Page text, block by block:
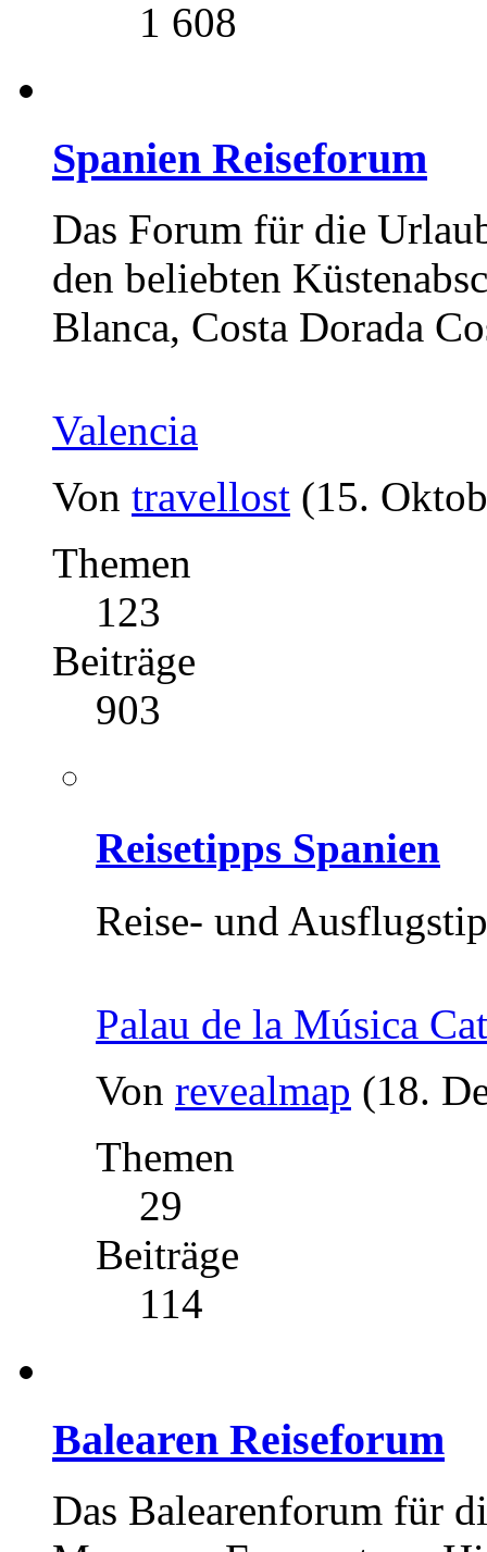
1 608
Spanien Reiseforum
Das Forum für die
den beliebten
Blanca, Costa Dorada
Valencia
Von travellost (15.
Themen
123
Beiträge
903
Reisetipps Spanien
Reise- und
Palau de la Música
Von revealmap (18.
Themen
29
Beiträge
114
Balearen Reiseforum
Das Balearenforum für